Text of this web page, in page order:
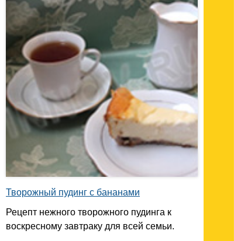
Творожный пудинг с бананами
Рецепт нежного творожного пудинга к
воскресному завтраку для всей семьи.